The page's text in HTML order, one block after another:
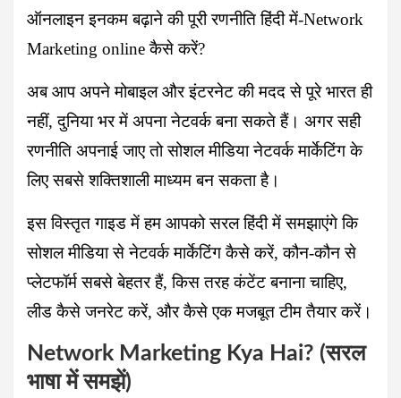
ऑनलाइन इनकम बढ़ाने की पूरी रणनीति हिंदी में-Network
Marketing online कैसे करें?
अब आप अपने मोबाइल और इंटरनेट की मदद से पूरे भारत ही
नहीं, दुनिया भर में अपना नेटवर्क बना सकते हैं। अगर सही
रणनीति अपनाई जाए तो सोशल मीडिया नेटवर्क मार्केटिंग के
लिए सबसे शक्तिशाली माध्यम बन सकता है।
इस विस्तृत गाइड में हम आपको सरल हिंदी में समझाएंगे कि
सोशल मीडिया से नेटवर्क मार्केटिंग कैसे करें, कौन-कौन से
प्लेटफॉर्म सबसे बेहतर हैं, किस तरह कंटेंट बनाना चाहिए,
लीड कैसे जनरेट करें, और कैसे एक मजबूत टीम तैयार करें।
Network Marketing Kya Hai? (सरल
भाषा में समझें)